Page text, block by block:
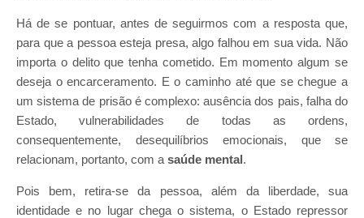
Há de se pontuar, antes de seguirmos com a resposta que,
para que a pessoa esteja presa, algo falhou em sua vida. Não
importa o delito que tenha cometido. Em momento algum se
deseja o encarceramento. E o caminho até que se chegue a
um sistema de prisão é complexo: ausência dos pais, falha do
Estado, vulnerabilidades de todas as ordens,
consequentemente, desequilíbrios emocionais, que se
relacionam, portanto, com asaúde mental .
Pois bem, retira-se da pessoa, além da liberdade, sua
identidade e no lugar chega o sistema, o Estado repressor